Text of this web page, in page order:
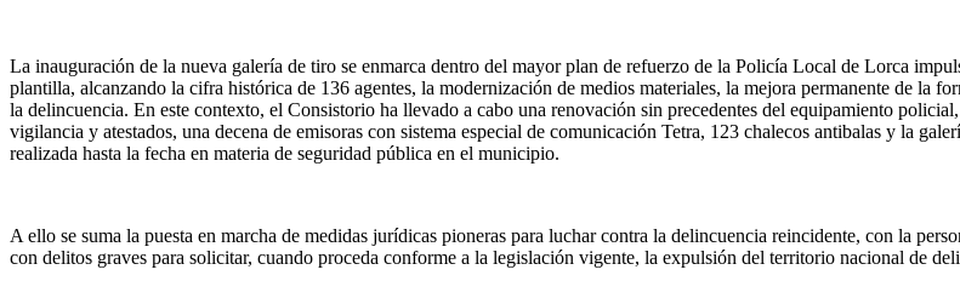
La inauguración de la nueva galería de tiro se enmarca dentro del mayor plan de refuerzo de la Policía Local de Lorca
plantilla, alcanzando la cifra histórica de 136 agentes, la modernización de medios materiales, la mejora permanente de la
la delincuencia. En este contexto, el Consistorio ha llevado a cabo una renovación sin precedentes del equipamiento
vigilancia y atestados, una decena de emisoras con sistema especial de comunicación Tetra, 123 chalecos antibalas y la
realizada hasta la fecha en materia de seguridad pública en el municipio.
A ello se suma la puesta en marcha de medidas jurídicas pioneras para luchar contra la delincuencia reincidente, con la
con delitos graves para solicitar, cuando proceda conforme a la legislación vigente, la expulsión del territorio nacional de